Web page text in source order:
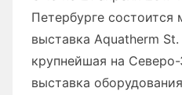
Петербурге состоится
выставка Aquatherm
крупнейшая на
выставка